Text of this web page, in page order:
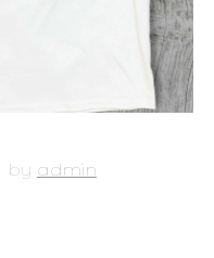
by admin